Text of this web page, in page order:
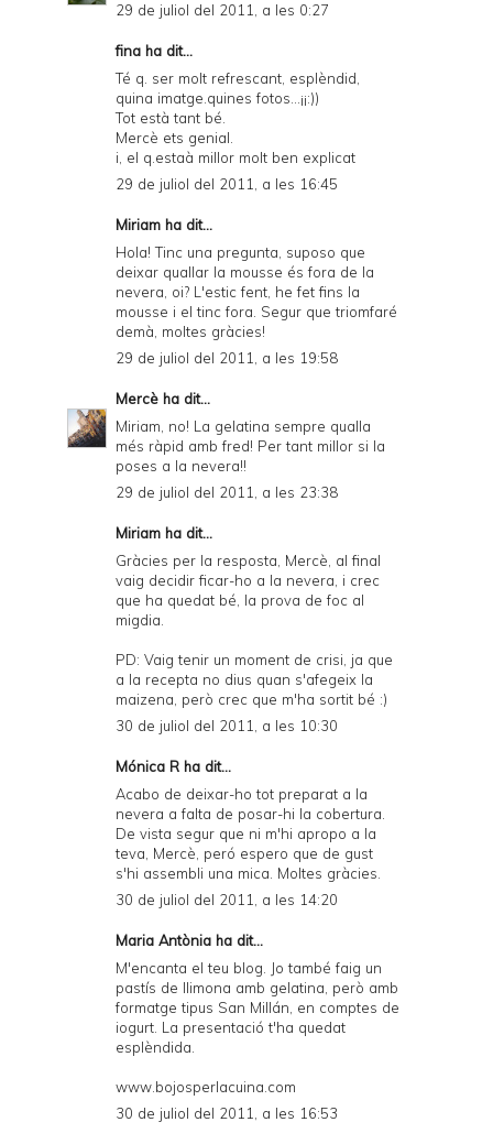
29 de juliol del 2011, a les 0:27
fina ha dit...
Té q. ser molt refrescant, esplèndid,
quina imatge.quines fotos...¡¡:))
Tot està tant bé.
Mercè ets genial.
i, el q.estaà millor molt ben explicat
29 de juliol del 2011, a les 16:45
Miriam ha dit...
Hola! Tinc una pregunta, suposo que
deixar quallar la mousse és fora de la
nevera, oi? L'estic fent, he fet fins la
mousse i el tinc fora. Segur que triomfaré
demà, moltes gràcies!
29 de juliol del 2011, a les 19:58
Mercè ha dit...
Miriam, no! La gelatina sempre qualla
més ràpid amb fred! Per tant millor si la
poses a la nevera!!
29 de juliol del 2011, a les 23:38
Miriam ha dit...
Gràcies per la resposta, Mercè, al final
vaig decidir ficar-ho a la nevera, i crec
que ha quedat bé, la prova de foc al
migdia.
PD: Vaig tenir un moment de crisi, ja que
a la recepta no dius quan s'afegeix la
maizena, però crec que m'ha sortit bé :)
30 de juliol del 2011, a les 10:30
Mónica R ha dit...
Acabo de deixar-ho tot preparat a la
nevera a falta de posar-hi la cobertura.
De vista segur que ni m'hi apropo a la
teva, Mercè, peró espero que de gust
s'hi assembli una mica. Moltes gràcies.
30 de juliol del 2011, a les 14:20
Maria Antònia ha dit...
M'encanta el teu blog. Jo també faig un
pastís de llimona amb gelatina, però amb
formatge tipus San Millán, en comptes de
iogurt. La presentació t'ha quedat
esplèndida.
www.bojosperlacuina.com
30 de juliol del 2011, a les 16:53